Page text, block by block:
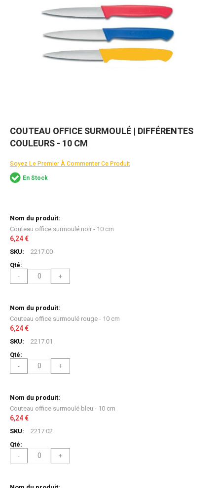
Skip
the
of
the
images
COUTEAU OFFICE SURMOULÉ | DIFFÉRENTES
COULEURS - 10 CM
Soyez Le Premier À Commenter Ce Produit
En Stock
du
produit
groupé
Couteau office surmoulé noir - 10 cm
6,24 €
2217.00
- +
Couteau office surmoulé rouge - 10 cm
6,24 €
2217.01
- +
Couteau office surmoulé bleu - 10 cm
6,24 €
2217.02
- +